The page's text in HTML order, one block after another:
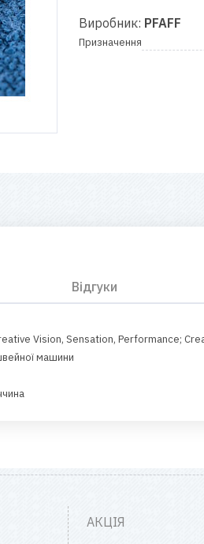
Виробник: PFAFF
Призначення
Відгуки
Vision, Sensation, Performance;
машини
АКЦІЯ